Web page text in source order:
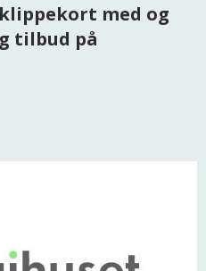
med og
tilbud på